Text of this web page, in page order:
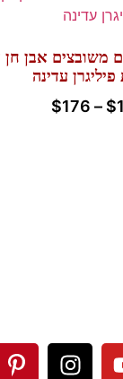
משובצים אבן
עדינה
$
–
$176